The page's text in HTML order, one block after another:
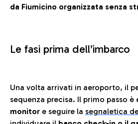
da Fiumicino organizzata senza
Le fasi prima dell’imbarco
Una volta arrivati in aeroporto, il
sequenza precisa. Il primo passo è
monitor e seguire la segnaletica